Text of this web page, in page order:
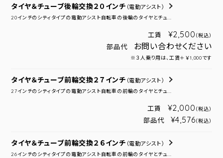
タイヤ＆チューブ後輪交換２０インチ （電動アシスト）
20インチのシティタイプの電動アシスト自転車の後輪のタイヤとチュ...
工賃 ¥2,500 （税込）
部品代 お問い合わせください
※３人乗り用は、工賃＋￥1,000です
タイヤ＆チューブ前輪交換２７インチ （電動アシスト）
27インチのシティタイプの電動アシスト自転車の前輪のタイヤとチュ...
工賃 ¥2,000 （税込）
部品代 ¥4,576（税込）
タイヤ＆チューブ前輪交換２６インチ （電動アシスト）
26インチのシティタイプの電動アシスト自転車の前輪のタイヤとチュ...